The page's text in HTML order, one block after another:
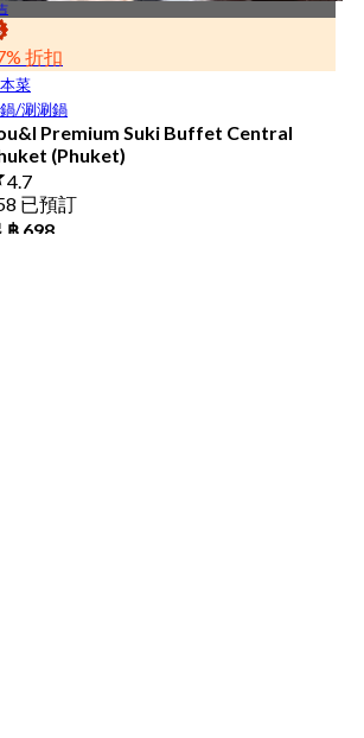
折扣
菜
/涮涮鍋
Premium Suki Buffet Central
(Phuket)
4.7
已預訂
฿ 698